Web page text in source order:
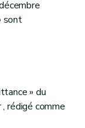
sont
» du
, rédigé comme